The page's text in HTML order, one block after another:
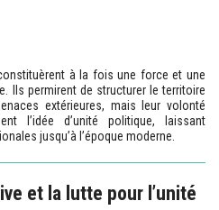
à la fois une force et une
Ils permirent de structurer le territoire
extérieures, mais leur volonté
l’idée d’unité politique, laissant
jusqu’à l’époque moderne.
et la lutte pour l’unité